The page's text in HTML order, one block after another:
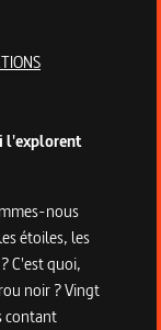
l'explorent
nous
étoiles, les
C'est quoi,
noir ? Vingt
contant